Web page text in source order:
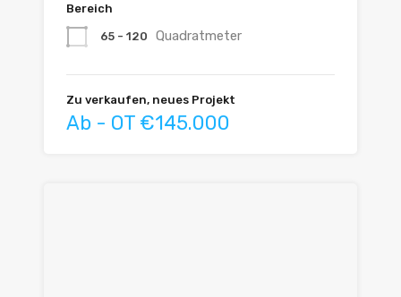
Bereich
65 - 120 Quadratmeter
Zu verkaufen, neues Projekt
Ab - OT €145.000